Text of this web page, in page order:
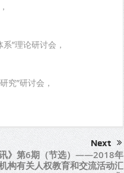
”理论研讨会，
究”研讨会，
Next
》第6期（节选）——2018年
构有关人权教育和交流活动汇